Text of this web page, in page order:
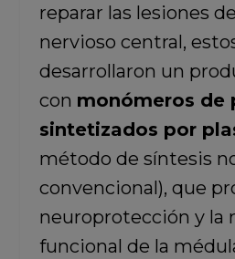
reparar las lesiones
nervioso central,
desarrollaron un
con monómeros de
sintetizados por
método de síntesis
convencional), que
neuroprotección y la
funcional de la